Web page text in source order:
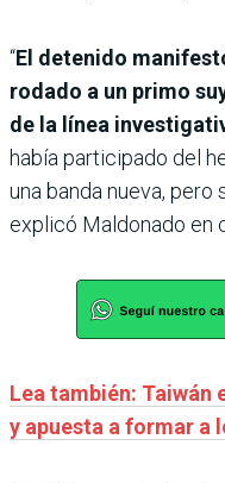
“El detenido
rodado a un primo
de la línea
había participado del
una banda nueva, pero
explicó Maldonado en
Lea también: Taiwán
y apuesta a formar a